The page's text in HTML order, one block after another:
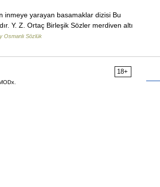
yarayan basamaklar dizisi Bu
Y. Z. Ortaç Birleşik Sözler merdiven altı
Osmanlı Sözlük
18+